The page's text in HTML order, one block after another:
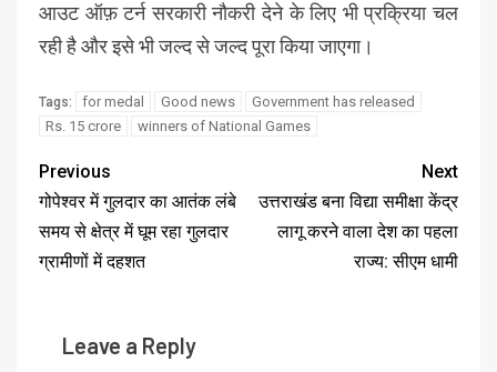
आउट ऑफ़ टर्न सरकारी नौकरी देने के लिए भी प्रक्रिया चल
रही है और इसे भी जल्द से जल्द पूरा किया जाएगा।
Tags: for medal Good news
Government has released
Rs. 15 crore
winners of National Games
Previous
गोपेश्वर में गुलदार का आतंक लंबे
समय से क्षेत्र में घूम रहा गुलदार
ग्रामीणों में दहशत
Next
उत्तराखंड बना विद्या समीक्षा केंद्र
लागू करने वाला देश का पहला
राज्य: सीएम धामी
Leave a Reply